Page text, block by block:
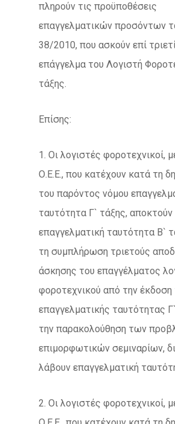
πληρούν τις προϋποθέσεις
επαγγελματικών προσόντων
38/2010, που ασκούν επί
επάγγελμα του Λογιστή
τάξης.
Επίσης:
1. Οι λογιστές φοροτεχνικοί,
Ο.Ε.Ε., που κατέχουν κατά τη
του παρόντος νόμου
ταυτότητα Γ` τάξης, αποκτούν
επαγγελματική ταυτότητα Β`
τη συμπλήρωση τριετούς
άσκησης του επαγγέλματος
φοροτεχνικού από την έκδοση
επαγγελματικής ταυτότητας
την παρακολούθηση των
επιμορφωτικών σεμιναρίων,
λάβουν επαγγελματική
2. Οι λογιστές φοροτεχνικοί,